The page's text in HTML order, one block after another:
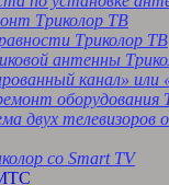
Триколор ТВ
Триколор ТВ
антенны
канал»
оборудования
двух
со Smart TV